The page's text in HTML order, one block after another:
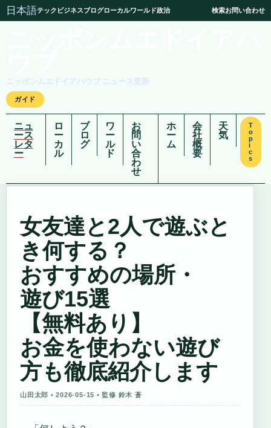
日本語テック ビジネスブログローカルワールド政治 検索お問い合わせ
ニッポンムエドイアハウブ ニュース更新
ガイド
ニュ
ース
レタ
ー
ロ
ー
カ
ル
ブ
ロ
グ
ワ
ー
ル
ド
お
問
い
合
わ
せ
ホ
ー
ム
会
社
概
要
天
気
T
o
p
i
c
s
女友達と2人で遊ぶと
き何する？
おすすめの場所・
遊び15選
【無料あり】
お金を使わない遊び
方も徹底紹介します
山田太郎 • 2026-05-15 • 監修 鈴木 蒼